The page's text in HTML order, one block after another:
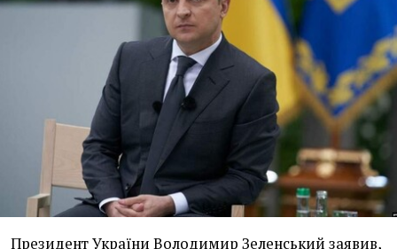
Президент України Володимир Зеленський заявив,